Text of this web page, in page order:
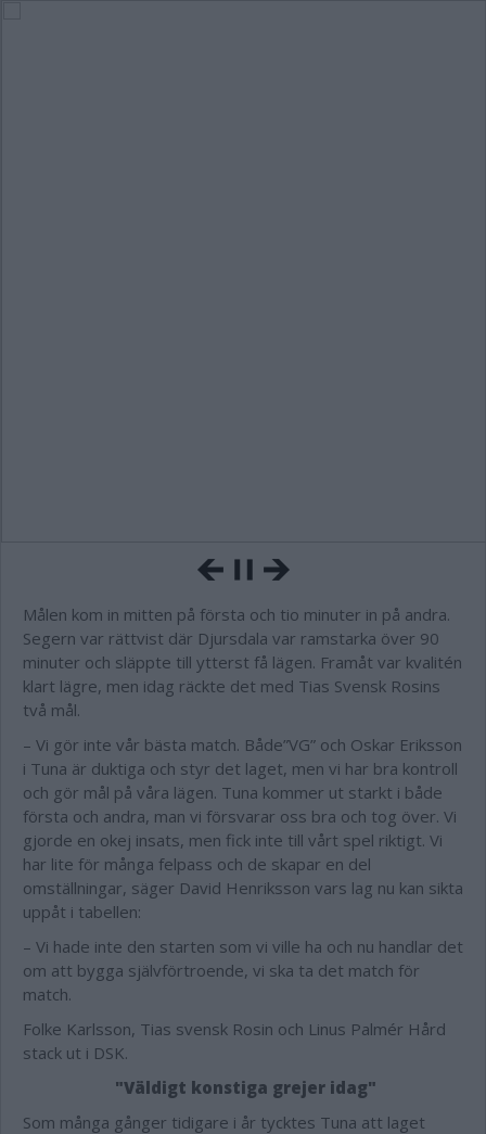
Målen kom in mitten på första och tio minuter in på andra.
Segern var rättvist där Djursdala var ramstarka över 90
minuter och släppte till ytterst få lägen. Framåt var kvalitén
klart lägre, men idag räckte det med Tias Svensk Rosins
två mål.
– Vi gör inte vår bästa match. Både”VG” och Oskar Eriksson
i Tuna är duktiga och styr det laget, men vi har bra kontroll
och gör mål på våra lägen. Tuna kommer ut starkt i både
första och andra, man vi försvarar oss bra och tog över. Vi
gjorde en okej insats, men fick inte till vårt spel riktigt. Vi
har lite för många felpass och de skapar en del
omställningar, säger David Henriksson vars lag nu kan sikta
uppåt i tabellen:
– Vi hade inte den starten som vi ville ha och nu handlar det
om att bygga självförtroende, vi ska ta det match för
match.
Folke Karlsson, Tias svensk Rosin och Linus Palmér Hård
stack ut i DSK.
"Väldigt konstiga grejer idag"
Som många gånger tidigare i år tycktes Tuna att laget